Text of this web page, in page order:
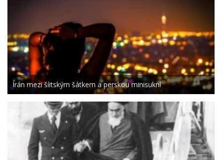
Írán mezi šíitským šátkem a perskou minisukní